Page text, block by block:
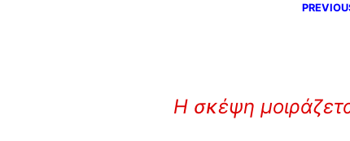
Η σκέψη